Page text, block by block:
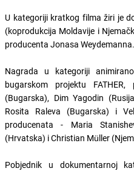
U kategoriji kratkog filma žiri je
(koprodukcija Moldavije i
producenta Jonasa Weydemanna.
Nagrada u kategoriji
bugarskom projektu
(Bugarska), Dim Yagodin
Rosita Raleva (Bugarska) i
producenata - Maria
(Hrvatska) i Christian Müller
Pobjednik u dokumentarnoj